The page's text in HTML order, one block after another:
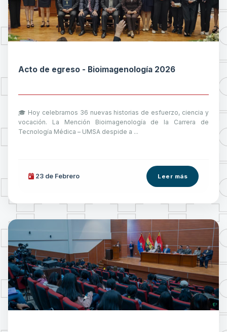
Acto de egreso - Bioimagenología 2026
🎓 Hoy celebramos 36 nuevas historias de esfuerzo, ciencia y
vocación. La Mención Bioimagenología de la Carrera de
Tecnología Médica – UMSA despide a ...
23 de Febrero Leer más